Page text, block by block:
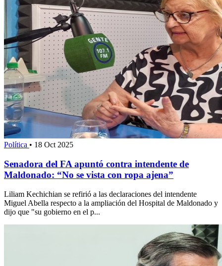
Política • 18 Oct 2025
Senadora del FA apuntó contra intendente de
Maldonado: “No se vista con ropa ajena”
Liliam Kechichian se refirió a las declaraciones del intendente
Miguel Abella respecto a la ampliación del Hospital de Maldonado y
dijo que "su gobierno en el p...